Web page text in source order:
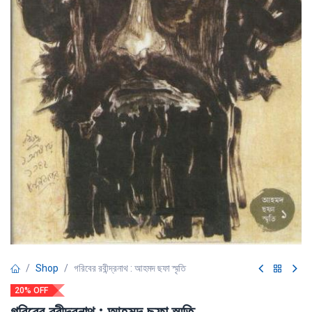
Shop গরিবের রবীন্দ্রনাথ : আহমদ ছফা স্মৃতি
20% OFF